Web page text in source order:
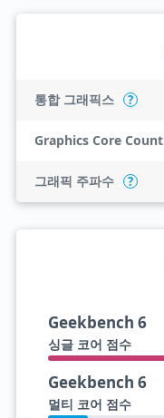
통합 그래픽스 ?
Graphics Core Count
그래픽 주파수 ?
Geekbench 6
싱글 코어 점수
Geekbench 6
멀티 코어 점수